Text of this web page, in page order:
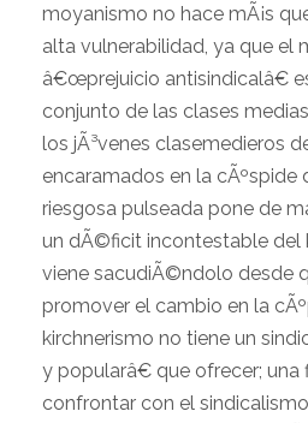
moyanismo no hace mÃ¡s
alta vulnerabilidad, ya que el
â€œprejuicio antisindicalâ€
conjunto de las clases
los jÃ³venes clasemedieros
encaramados en la cÃºspide
riesgosa pulseada pone de
un dÃ©ficit incontestable del
viene sacudiÃ©ndolo desde
promover el cambio en la
kirchnerismo no tiene un
y popularâ€ que ofrecer;
confrontar con el